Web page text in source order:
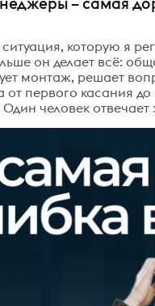
ситуация, которую я
он делает всё:
монтаж, решает
от первого касания
человек отвечает